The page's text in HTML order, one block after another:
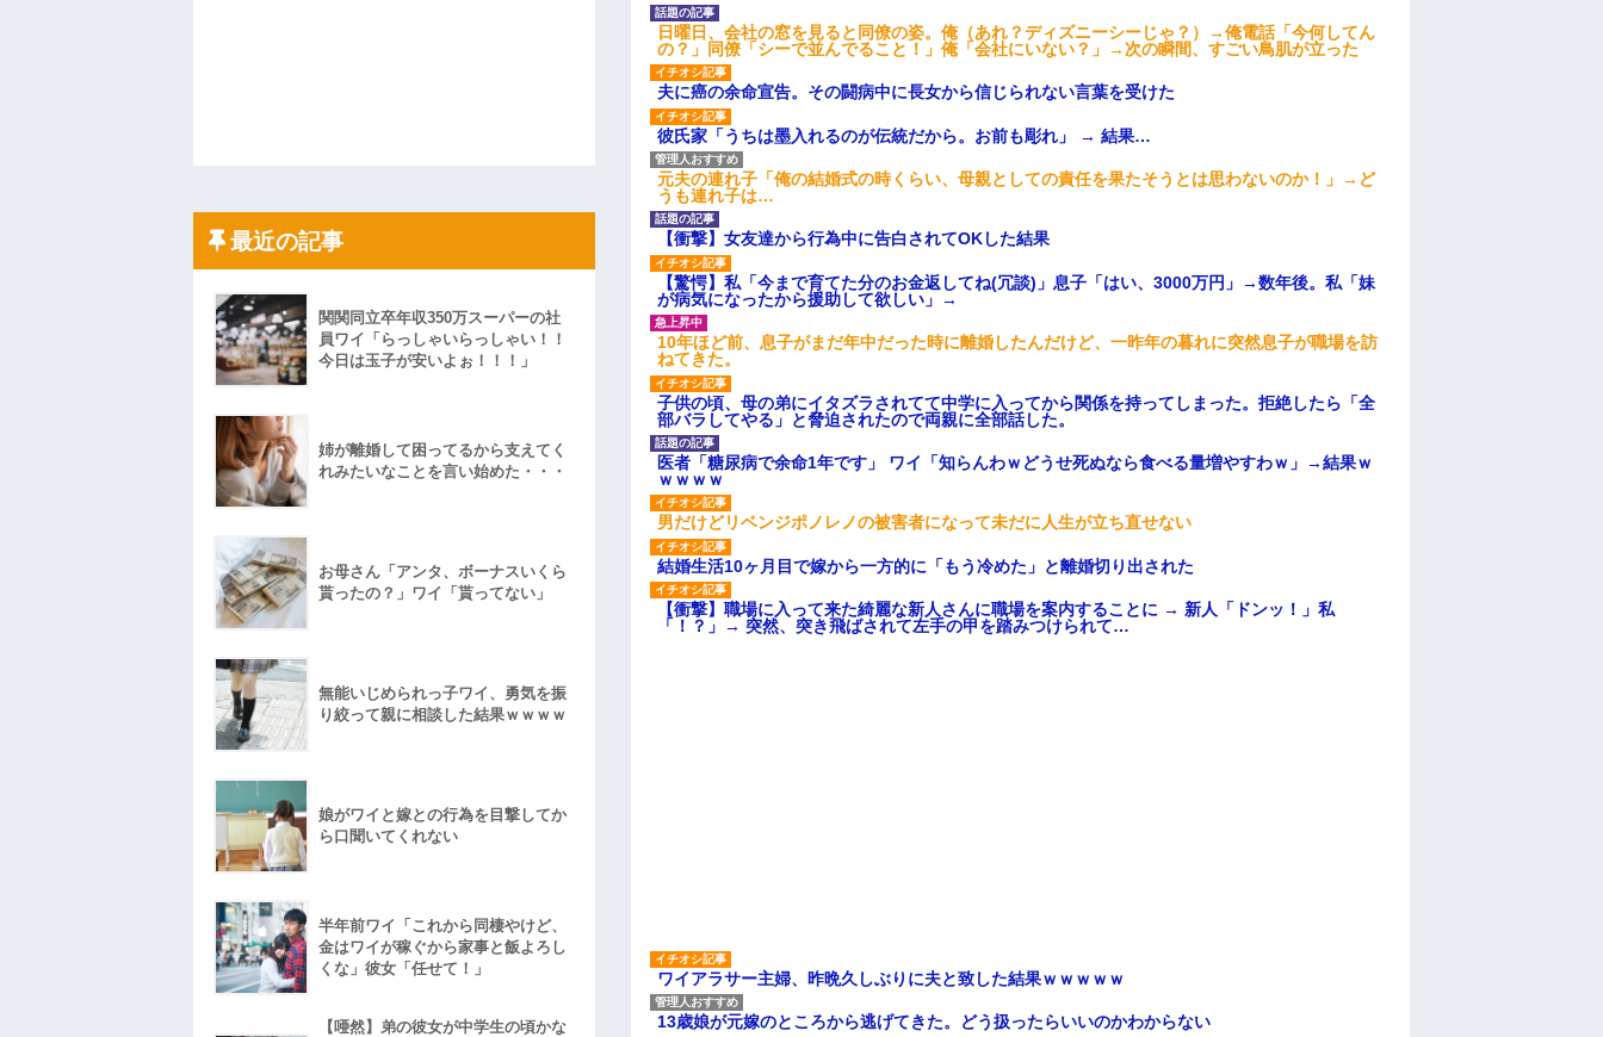
日曜日、会社の窓を見ると同僚の姿。俺（あれ？ディズニーシーじゃ？）→俺電話「今何してん
の？」同僚「シーで並んでること！」俺「会社にいない？」→次の瞬間、すごい鳥肌が立った
夫に癌の余命宣告。その闘病中に長女から信じられない言葉を受けた
彼氏家「うちは墨入れるのが伝統だから。お前も彫れ」 → 結果…
元夫の連れ子「俺の結婚式の時くらい、母親としての責任を果たそうとは思わないのか！」→ど
うも連れ子は…
【衝撃】女友達から行為中に告白されてOKした結果
【驚愕】私「今まで育てた分のお金返してね(冗談)」息子「はい、3000万円」→数年後。私「妹
が病気になったから援助して欲しい」→
10年ほど前、息子がまだ年中だった時に離婚したんだけど、一昨年の暮れに突然息子が職場を訪
ねてきた。
子供の頃、母の弟にイタズラされてて中学に入ってから関係を持ってしまった。拒絶したら「全
部バラしてやる」と脅迫されたので両親に全部話した。
医者「糖尿病で余命1年です」 ワイ「知らんわｗどうせ死ぬなら食べる量増やすわｗ」→結果ｗ
ｗｗｗｗ
男だけどリベンジポノレノの被害者になって未だに人生が立ち直せない
結婚生活10ヶ月目で嫁から一方的に「もう冷めた」と離婚切り出された
【衝撃】職場に入って来た綺麗な新人さんに職場を案内することに → 新人「ドンッ！」私
「！？」→ 突然、突き飛ばされて左手の甲を踏みつけられて…
ワイアラサー主婦、昨晩久しぶりに夫と致した結果ｗｗｗｗｗ
13歳娘が元嫁のところから逃げてきた。どう扱ったらいいのかわからない
最近の記事
関関同立卒年収350万スーパーの社
員ワイ「らっしゃいらっしゃい！！
今日は玉子が安いよぉ！！！」
姉が離婚して困ってるから支えてく
れみたいなことを言い始めた・・・
お母さん「アンタ、ボーナスいくら
貰ったの？」ワイ「貰ってない」
無能いじめられっ子ワイ、勇気を振
り絞って親に相談した結果ｗｗｗｗ
娘がワイと嫁との行為を目撃してか
ら口聞いてくれない
半年前ワイ「これから同棲やけど、
金はワイが稼ぐから家事と飯よろし
くな」彼女「任せて！」
【唖然】弟の彼女が中学生の頃かな